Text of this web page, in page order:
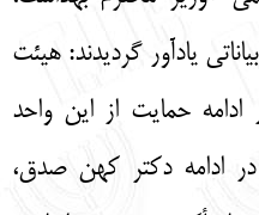
یادآور گردیدند: هیئت
حمایت از این واحد
ادامه دکتر کهن صدق،